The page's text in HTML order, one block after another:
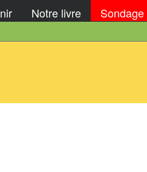
Notre livre Sondage